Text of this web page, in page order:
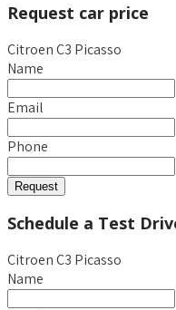
Request car price
Citroen C3 Picasso
Name
Email
Phone
Request
Schedule a Test
Citroen C3 Picasso
Name